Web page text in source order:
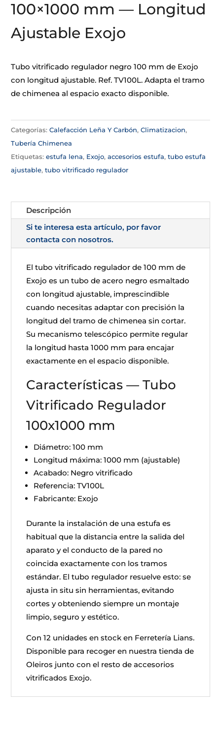
100×1000 mm — Longitud
Ajustable Exojo
Tubo vitrificado regulador negro 100 mm de Exojo
con longitud ajustable. Ref. TV100L. Adapta el tramo
de chimenea al espacio exacto disponible.
Categorías:Calefacción Leña Y Carbón,Climatizacion,
Tubería Chimenea
Etiquetas:estufa lena, Exojo,accesorios estufa,tubo estufa
ajustable,tubo vitrificado regulador
Descripción
Si te interesa esta artículo, por favor
contacta con nosotros.
El tubo vitrificado regulador de 100 mm de
Exojo es un tubo de acero negro esmaltado
con longitud ajustable, imprescindible
cuando necesitas adaptar con precisión la
longitud del tramo de chimenea sin cortar.
Su mecanismo telescópico permite regular
la longitud hasta 1000 mm para encajar
exactamente en el espacio disponible.
Características — Tubo
Vitrificado Regulador
100x1000 mm
Diámetro: 100 mm
Longitud máxima: 1000 mm (ajustable)
Acabado: Negro vitrificado
Referencia: TV100L
Fabricante: Exojo
Durante la instalación de una estufa es
habitual que la distancia entre la salida del
aparato y el conducto de la pared no
coincida exactamente con los tramos
estándar. El tubo regulador resuelve esto: se
ajusta in situ sin herramientas, evitando
cortes y obteniendo siempre un montaje
limpio, seguro y estético.
Con 12 unidades en stock en Ferretería Lians.
Disponible para recoger en nuestra tienda de
Oleiros junto con el resto de accesorios
vitrificados Exojo.